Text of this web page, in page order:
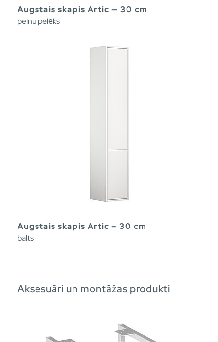
Augstais skapis Artic — 30 cm
pelnu pelēks
Augstais skapis Artic – 30 cm
balts
Aksesuāri un montāžas produkti